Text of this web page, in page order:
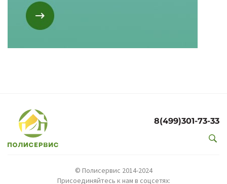
8(499)301-73-33
© Полисервис 2014-2024
Присоединяйтесь к нам в соцсетях: